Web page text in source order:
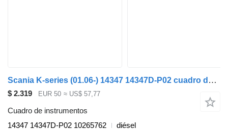
Scania K-series (01.06-) 14347 14347D-P02 cuadro de instrumentos para Scania K,N,F-series bus (2006-) autobús
$ 2.319 EUR 50 ≈ US$ 57,77
Cuadro de instrumentos
14347 14347D-P02 10265762
diésel